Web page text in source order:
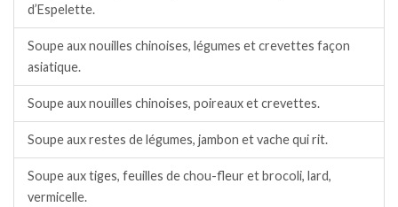
d’Espelette.
Soupe aux nouilles chinoises, légumes et crevettes façon
asiatique.
Soupe aux nouilles chinoises, poireaux et crevettes.
Soupe aux restes de légumes, jambon et vache qui rit.
Soupe aux tiges, feuilles de chou-fleur et brocoli, lard,
vermicelle.